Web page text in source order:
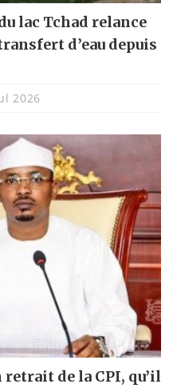
lac Tchad relance
d’eau depuis
2026
de la CPI, qu’il